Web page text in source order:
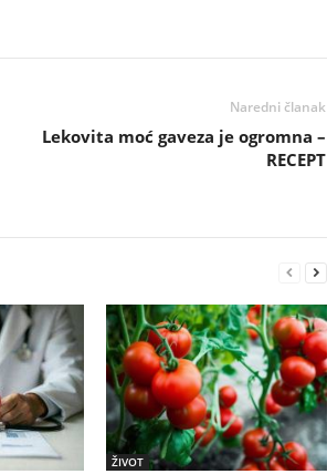
Naredni članak
Lekovita moć gaveza je ogromna –
RECEPT
ŽIVOT